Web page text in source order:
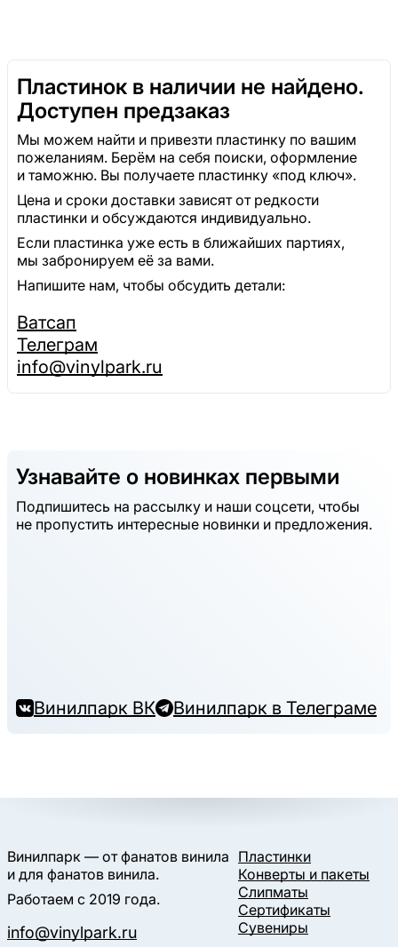
Пластинок в наличии не найдено.
Доступен предзаказ
Мы можем найти и привезти пластинку по вашим
пожеланиям. Берём на себя поиски, оформление
и таможню. Вы получаете пластинку «под ключ».
Цена и сроки доставки зависят от редкости
пластинки и обсуждаются индивидуально.
Если пластинка уже есть в ближайших партиях,
мы забронируем её за вами.
Напишите нам, чтобы обсудить детали:
Ватсап
Телеграм
info@vinylpark.ru
Узнавайте о новинках первыми
Подпишитесь на рассылку и наши соцсети, чтобы
не пропустить интересные новинки и предложения.
Винилпарк ВК Винилпарк в Телеграме
Винилпарк — от фанатов винила
и для фанатов винила.
Работаем с 2019 года.
info@vinylpark.ru
Пластинки
Конверты и пакеты
Слипматы
Сертификаты
Сувениры